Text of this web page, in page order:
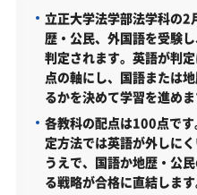
立正大学法学部の入
立正大学法学部の受験
立正大学法学部の入
総合型選抜〈活動評
総合型選抜〈探究実
総合型選抜〈文化・
／2026年度）
立正大学法学部法学科の2
歴・公民、外国語を受験
判定されます。英語が判
点の軸にし、国語または
るかを決めて学習を進めま
各教科の配点は100点で
定方法では英語が外しに
うえで、国語か地歴・公
る戦略が合格に直結します